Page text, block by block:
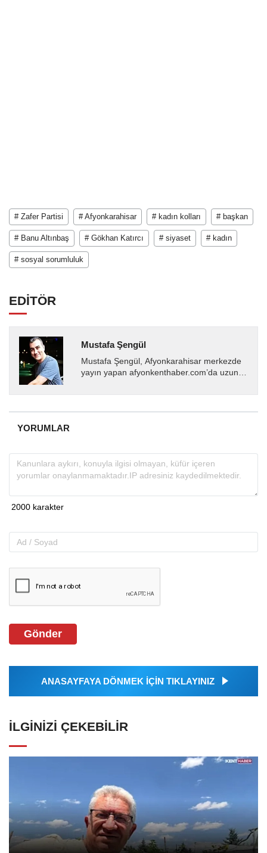
# Zafer Partisi # Afyonkarahisar # kadın kolları # başkan
# Banu Altınbaş # Gökhan Katırcı # siyaset # kadın
# sosyal sorumluluk
EDİTÖR
Mustafa Şengül
Mustafa Şengül, Afyonkarahisar merkezde
yayın yapan afyonkenthaber.com’da uzun
almakta, haber akışı...
YORUMLAR
Gönder
ANASAYFAYA DÖNMEK İÇİN TIKLAYINIZ
İLGINIZI ÇEKEBILIR